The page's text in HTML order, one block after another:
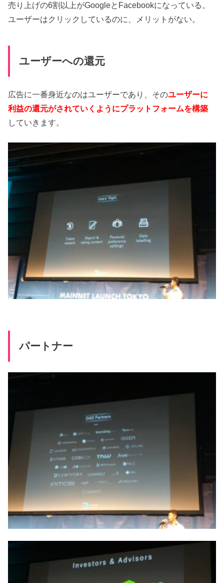
売り上げの6割以上がGoogleとFacebookになっている。
ユーザーはクリックしているのに、メリットがない。
ユーザーへの還元
広告に一番身近なのはユーザーであり、そのユーザーに
利益の還元がされていくようにプラットフォームを構築
していきます。
パートナー